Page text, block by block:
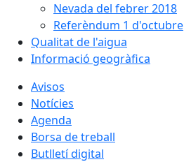
Nevada del febrer 2018
Referèndum 1 d'octubre
Qualitat de l'aigua
Informació geogràfica
Avisos
Notícies
Agenda
Borsa de treball
Butlletí digital